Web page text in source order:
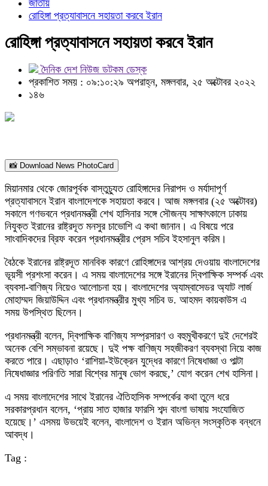
জাতীয়
রোহিঙ্গা প্রত্যাবাসনে সহায়তা করবে ইরান
রোহিঙ্গা প্রত্যাবাসনে সহায়তা করবে ইরান
দৈনিক দেশ নিউজ ডটকম ডেস্ক
প্রকাশিত সময় : ০৯:১০:২৯ অপরাহ্ন, মঙ্গলবার, ২৫ অক্টোবর ২০২২
১৪৬
📸 Download News PhotoCard
মিয়ানমার থেকে জোরপূর্বক বাস্তুচ্যুত রোহিঙ্গাদের নিরাপদ ও মর্যাদাপূর্ণ
প্রত্যাবাসনে ইরান বাংলাদেশকে সহায়তা করবে। আজ মঙ্গলবার (২৫ অক্টোবর)
সকালে গণভবনে প্রধানমন্ত্রী শেখ হাসিনার সঙ্গে সৌজন্য সাক্ষাৎকালে ঢাকায়
নিযুক্ত ইরানের রাষ্ট্রদূত মনসুর চাভোশি এ কথা জানান। এ বিষয়ে পরে
সাংবাদিকদের ব্রিফ করেন প্রধানমন্ত্রীর প্রেস সচিব ইহসানুল করিম।
বৈঠকে ইরানের রাষ্ট্রদূত মানবিক কারণে রোহিঙ্গাদের আশ্রয় দেওয়ায় বাংলাদেশের
ভূয়সী প্রশংসা করেন। এ সময় বাংলাদেশের সঙ্গে ইরানের দ্বিপাক্ষিক সম্পর্ক এবং
ব্যবসা-বাণিজ্য নিয়েও আলোচনা হয়। বাংলাদেশের অ্যাম্বাসেডর অ্যাট লার্জ
মোহাম্মদ জিয়াউদ্দিন এবং প্রধানমন্ত্রীর মুখ্য সচিব ড. আহমদ কায়কাউস এ
সময় উপস্থিত ছিলেন।
প্রধানমন্ত্রী বলেন, দ্বিপাক্ষিক বাণিজ্য সম্প্রসারণ ও বহুমুখীকরণে দুই দেশেরই
অনেক বেশি সম্ভাবনা রয়েছে। দুই পক্ষ বাণিজ্য সহজীকরণ ব্যবস্থা নিয়ে কাজ
করতে পারে। এছাড়াও ‘রাশিয়া-ইউক্রেন যুদ্ধের কারণে নিষেধাজ্ঞা ও পাল্টা
নিষেধাজ্ঞার পরিণতি সারা বিশ্বের মানুষ ভোগ করছে,’ যোগ করেন শেখ হাসিনা।
এ সময় বাংলাদেশের সাথে ইরানের ঐতিহাসিক সম্পর্কের কথা তুলে ধরে
সরকারপ্রধান বলেন, ‘প্রায় সাত হাজার ফারসি শব্দ বাংলা ভাষায় সংযোজিত
হয়েছে।’ এসময় উভয়েই বলেন, বাংলাদেশ ও ইরান অভিন্ন সংস্কৃতিক বন্ধনে
আবদ্ধ।
Tag :